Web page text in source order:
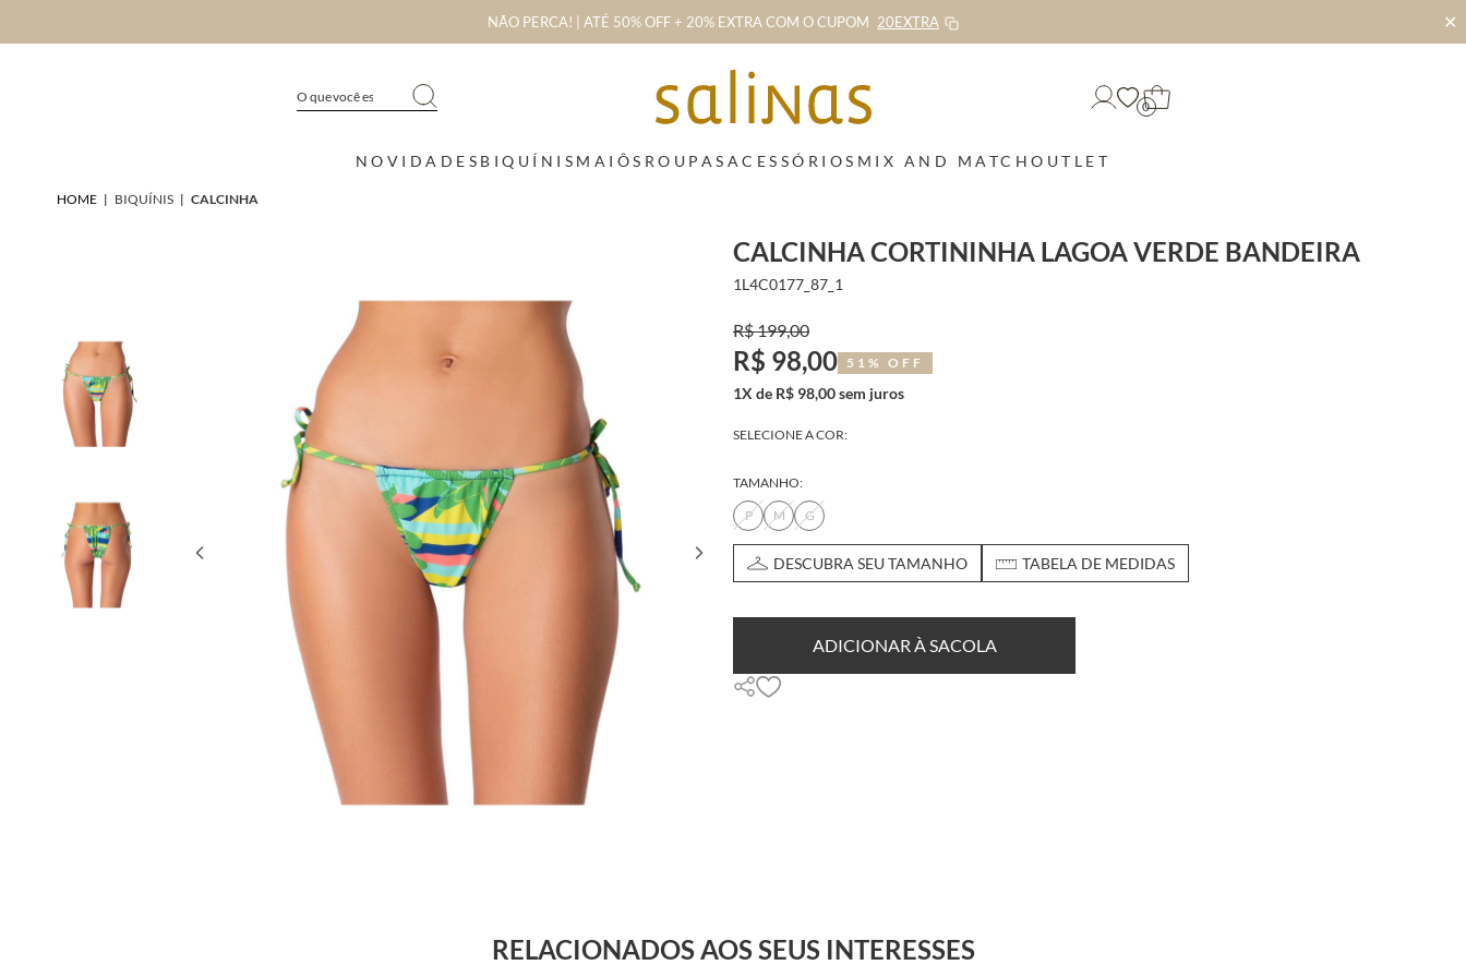
NÃO PERCA! | ATÉ 50% OFF + 20% EXTRA COM O CUPOM 20EXTRA ✕
0
NOVIDADES BIQUÍNIS MAIÔS ROUPAS ACESSÓRIOS MIX AND MATCHOUTLET
HOME | BIQUÍNIS | CALCINHA
CALCINHA CORTININHA LAGOA VERDE BANDEIRA
1L4C0177_87_1
R$ 199,00
R$ 98,00 51% OFF
1X de R$ 98,00 sem juros
SELECIONE A COR:
TAMANHO:
P
M G
DESCUBRA SEU TAMANHO TABELA DE MEDIDAS
ADICIONAR À SACOLA
RELACIONADOS AOS SEUS INTERESSES